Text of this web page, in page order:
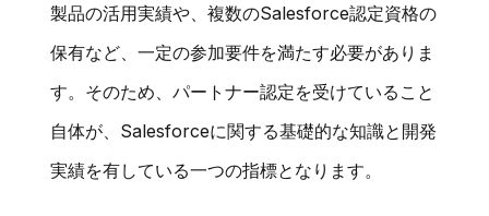
製品の活用実績や、複数のSalesforce認定資格の
保有など、一定の参加要件を満たす必要がありま
す。そのため、パートナー認定を受けていること
自体が、Salesforceに関する基礎的な知識と開発
実績を有している一つの指標となります。